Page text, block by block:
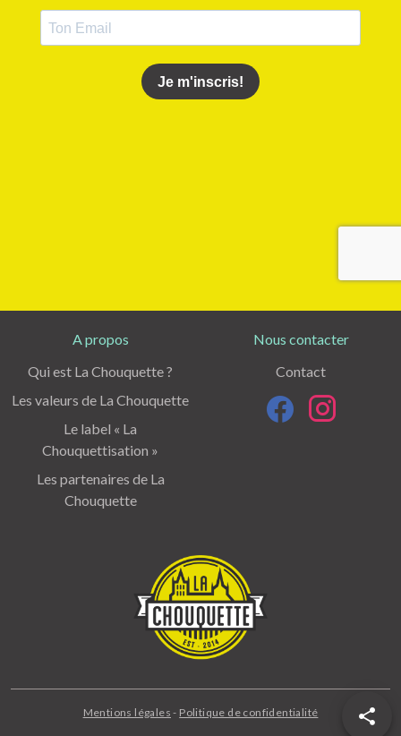
A propos
Qui est La Chouquette ?
Les valeurs de La Chouquette
Le label « La
Chouquettisation »
Les partenaires de La
Chouquette
Nous contacter
Contact
Mentions légales - Politique de confidentialité